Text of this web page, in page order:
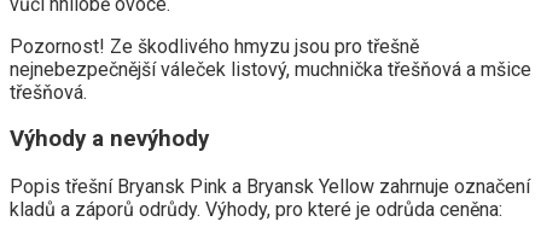
Pozornost! Ze škodlivého hmyzu jsou pro třešně
nejnebezpečnější váleček listový, muchnička třešňová a mšice
třešňová.
Výhody a nevýhody
Popis třešní Bryansk Pink a Bryansk Yellow zahrnuje označení
kladů a záporů odrůdy. Výhody, pro které je odrůda ceněna: